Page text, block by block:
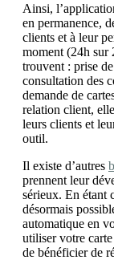
Ainsi,
en permanence,
clients et à leur
moment (24h sur
trouvent : prise
consultation des
demande de
relation client,
leurs clients et
outil.
Il existe d’autres
prennent leur
sérieux. En étant
désormais
automatique en
utiliser votre
de bénéficier de